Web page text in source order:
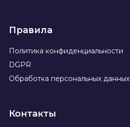
Правила
Политика конфиденциальности
DGPR
Обработка персональных данных
Контакты